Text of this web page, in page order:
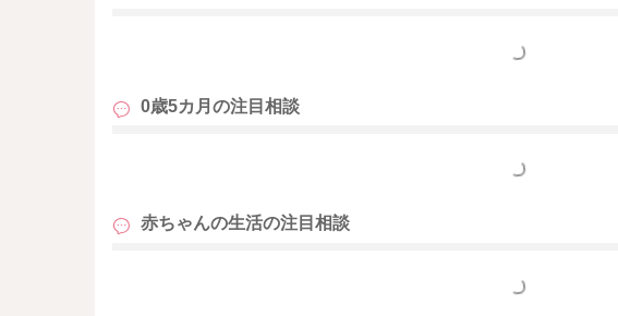
もっと見る
0歳5カ月の注目相談
もっと見る
赤ちゃんの生活の注目相談
もっと見る